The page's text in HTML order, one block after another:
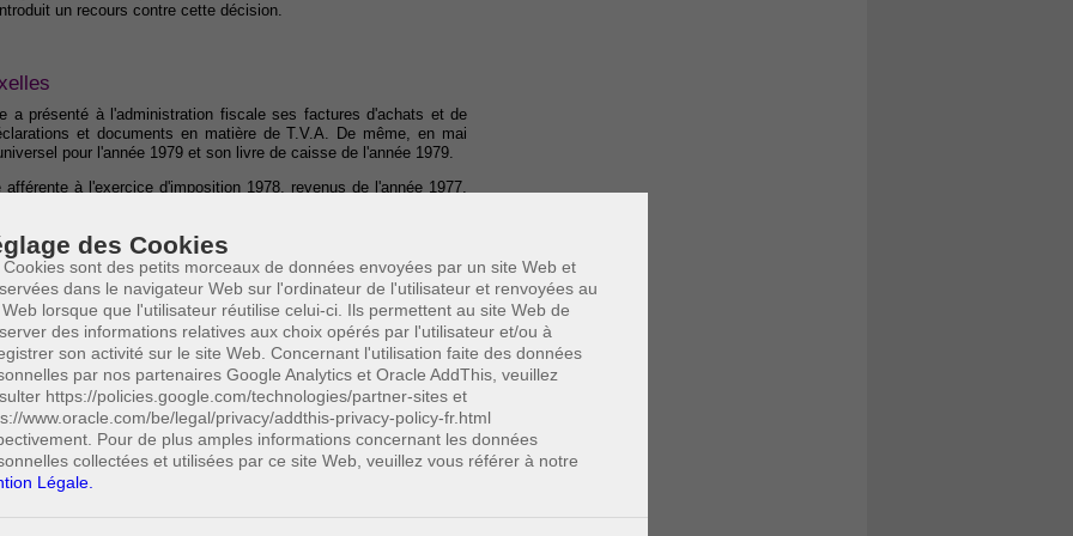
des Cookies
Cookies sont des petits morceaux de données envoyées par un site Web et
dans le navigateur Web sur l'ordinateur de l'utilisateur et renvoyées au
lorsque que l'utilisateur réutilise celui-ci. Ils permettent au site Web de
des informations relatives aux choix opérés par l'utilisateur et/ou à
son activité sur le site Web. Concernant l'utilisation faite des données
par nos partenaires Google Analytics et Oracle AddThis, veuillez
https://policies.google.com/technologies/partner-sites et
www.oracle.com/be/legal/privacy/addthis-privacy-policy-fr.html
Pour de plus amples informations concernant les données
collectées et utilisées par ce site Web, veuillez vous référer à notre
Légale.
un recours contre cette décision.
a présenté à l'administration fiscale ses factures d'achats et de
et documents en matière de T.V.A. De même, en mai
pour l'année 1979 et son livre de caisse de l'année 1979.
à l'exercice d'imposition 1978, revenus de l'année 1977,
pour justifier la majoration de la marge bénéficiaire pour
en ce qui concerne le nombre d'heures prestées pour la main
d'heures que celui déterminé pour l'année 1977, soit 1.400
donné à l'époque par le contribuable dans le cadre d'un contrôle
directes, pour l'exercice d'imposition de 1980, sur la
marge bénéficiaire sur les ventes a diminué entre 1977 et 1980
de deux grandes surfaces commerciales. Par ailleurs, il
Or, en 1980, il était depuis lors divorcé, n'avait ni personnel, ni
la gestion de son stock, la tenue de sa comptabilité, les
l'exécution de ses dépannages en qualité de technicien.
le pourcentage de bénéfice et le tarif horaire de 1977 qui sont
et le tarif de 1980.